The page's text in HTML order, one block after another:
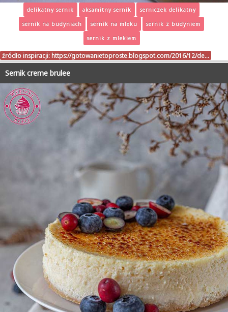
delikatny sernik aksamitny sernik
serniczek delikatny
sernik na budyniach
sernik na mleku
sernik z budyniem
sernik z mlekiem
źródło inspiracji: https://gotowanietoproste.blogspot.com/2016/12/de…
Sernik creme brulee